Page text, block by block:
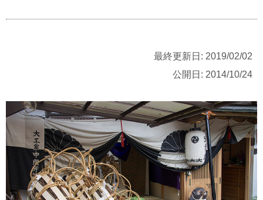
最終更新日: 2019/02/02
公開日: 2014/10/24